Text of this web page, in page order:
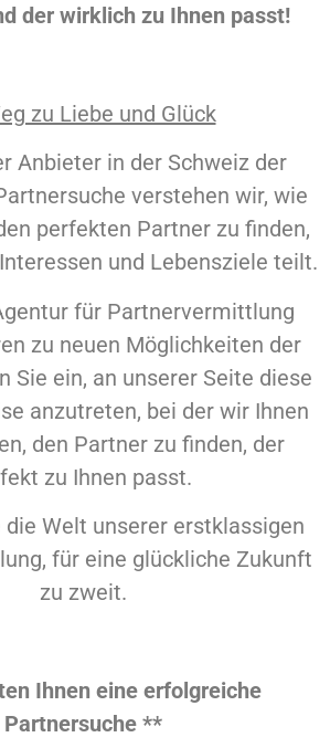
der wirklich zu Ihnen passt!
zu Liebe und Glück
Anbieter in der Schweiz der
verstehen wir, wie
perfekten Partner zu finden,
und Lebensziele teilt.
für Partnervermittlung
zu neuen Möglichkeiten der
Sie ein, an unserer Seite diese
anzutreten, bei der wir Ihnen
den Partner zu finden, der
zu Ihnen passt.
die Welt unserer erstklassigen
für eine glückliche Zukunft
zu zweit.
Ihnen eine erfolgreiche
Partnersuche **